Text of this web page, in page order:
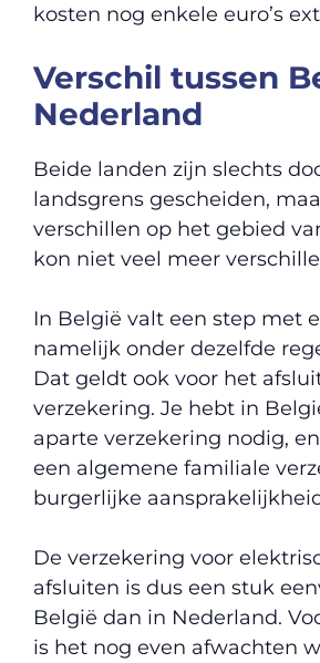
kosten nog enkele euro’s
Verschil tussen
Nederland
Beide landen zijn slechts
landsgrens gescheiden,
verschillen op het gebied
kon niet veel meer
In België valt een step met
namelijk onder dezelfde
Dat geldt ook voor het
verzekering. Je hebt in
aparte verzekering nodig,
een algemene familiale
burgerlijke
De verzekering voor
afsluiten is dus een stuk
België dan in Nederland.
is het nog even afwachten